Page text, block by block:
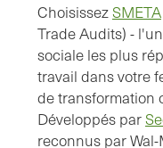
ChoisissezSMETA
Trade Audits) -
sociale les plus
travail dans votre
de transformation
Développés par
reconnus par